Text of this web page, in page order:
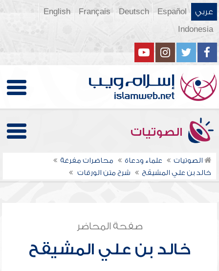
عربي Español
Deutsch
Français
English
Indonesia
الصوتيات
الصوتيات علماء ودعاة
محاضرات مفرغة
خالد بن علي المشيقح
شرح متن الورقات
صفحة المحاضر
خالد بن علي المشيقح